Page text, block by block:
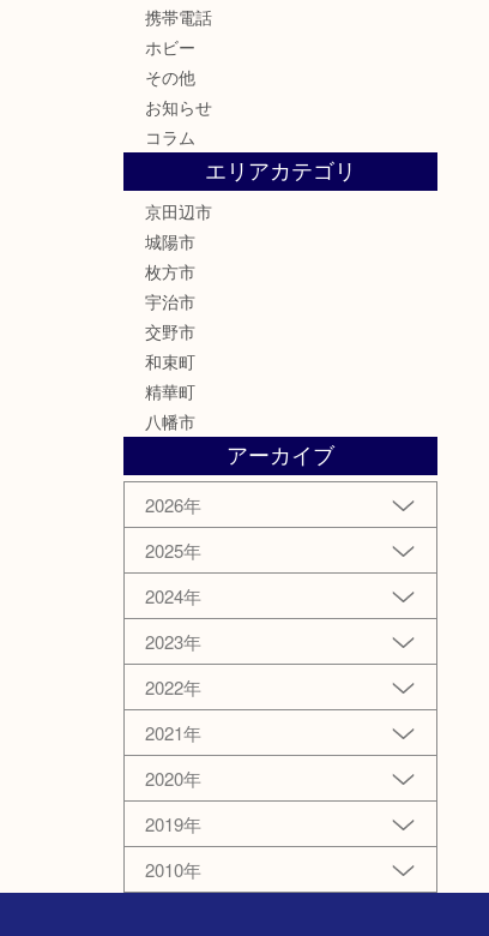
携帯電話
ホビー
その他
お知らせ
コラム
エリアカテゴリ
京田辺市
城陽市
枚方市
宇治市
交野市
和束町
精華町
八幡市
アーカイブ
2026年
2025年
2024年
2023年
2022年
2021年
2020年
2019年
2010年